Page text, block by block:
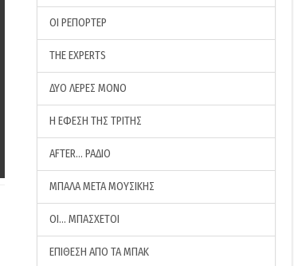
ΟΙ ΡΕΠΟΡΤΕΡ
THE EXPERTS
ΔΥΟ ΛΕΡΕΣ ΜΟΝΟ
Η ΕΦΕΣΗ ΤΗΣ ΤΡΙΤΗΣ
AFTER… ΡΑΔΙΟ
ΜΠΑΛΑ ΜΕΤΑ ΜΟΥΣΙΚΗΣ
ΟΙ… ΜΠΑΣΧΕΤΟΙ
ΕΠΙΘΕΣΗ ΑΠΟ ΤΑ ΜΠΑΚ